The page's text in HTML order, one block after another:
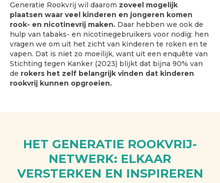
Generatie Rookvrij wil daarom zoveel mogelijk
plaatsen waar veel kinderen en jongeren komen
rook- en nicotinevrij maken. Daar hebben we ook de
hulp van tabaks- en nicotinegebruikers voor nodig: hen
vragen we om uit het zicht van kinderen te roken en te
vapen. Dat is niet zo moeilijk, want uit een enquête van
Stichting tegen Kanker (2023) blijkt dat bijna 90% van
de rokers het zelf belangrijk vinden dat kinderen
rookvrij kunnen opgroeien.
HET GENERATIE ROOKVRIJ-
NETWERK: ELKAAR
VERSTERKEN EN INSPIREREN